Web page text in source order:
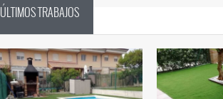
ÚLTIMOS TRABAJOS